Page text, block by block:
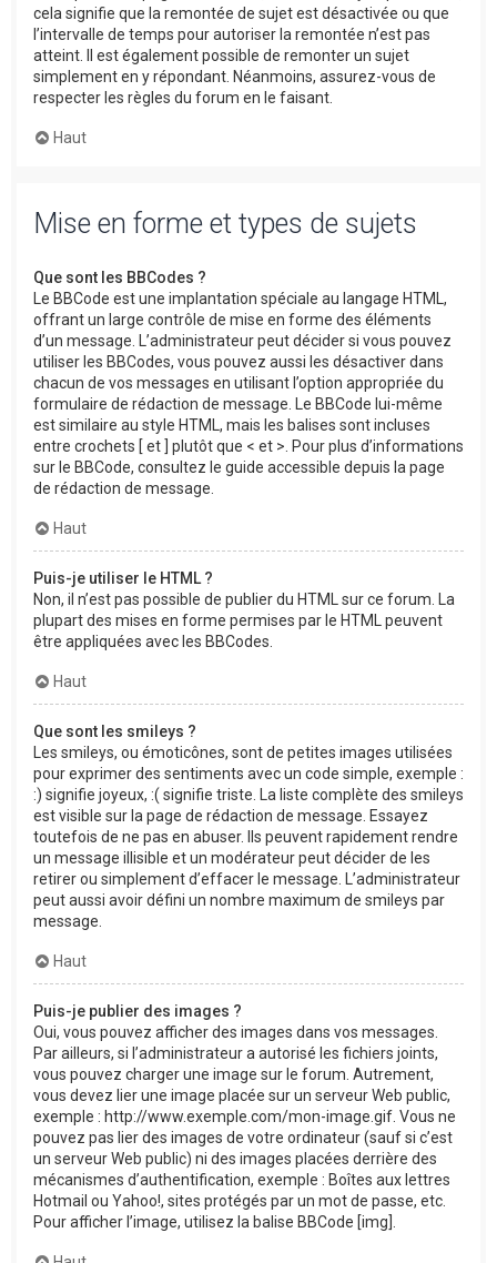
cela signifie que la remontée de sujet est désactivée ou que
l’intervalle de temps pour autoriser la remontée n’est pas
atteint. Il est également possible de remonter un sujet
simplement en y répondant. Néanmoins, assurez-vous de
respecter les règles du forum en le faisant.
Haut
Mise en forme et types de sujets
Que sont les BBCodes ?
Le BBCode est une implantation spéciale au langage HTML,
offrant un large contrôle de mise en forme des éléments
d’un message. L’administrateur peut décider si vous pouvez
utiliser les BBCodes, vous pouvez aussi les désactiver dans
chacun de vos messages en utilisant l’option appropriée du
formulaire de rédaction de message. Le BBCode lui-même
est similaire au style HTML, mais les balises sont incluses
entre crochets [ et ] plutôt que < et >. Pour plus d’informations
sur le BBCode, consultez le guide accessible depuis la page
de rédaction de message.
Haut
Puis-je utiliser le HTML ?
Non, il n’est pas possible de publier du HTML sur ce forum. La
plupart des mises en forme permises par le HTML peuvent
être appliquées avec les BBCodes.
Haut
Que sont les smileys ?
Les smileys, ou émoticônes, sont de petites images utilisées
pour exprimer des sentiments avec un code simple, exemple :
:) signifie joyeux, :( signifie triste. La liste complète des smileys
est visible sur la page de rédaction de message. Essayez
toutefois de ne pas en abuser. Ils peuvent rapidement rendre
un message illisible et un modérateur peut décider de les
retirer ou simplement d’effacer le message. L’administrateur
peut aussi avoir défini un nombre maximum de smileys par
message.
Haut
Puis-je publier des images ?
Oui, vous pouvez afficher des images dans vos messages.
Par ailleurs, si l’administrateur a autorisé les fichiers joints,
vous pouvez charger une image sur le forum. Autrement,
vous devez lier une image placée sur un serveur Web public,
exemple : http://www.exemple.com/mon-image.gif. Vous ne
pouvez pas lier des images de votre ordinateur (sauf si c’est
un serveur Web public) ni des images placées derrière des
mécanismes d’authentification, exemple : Boîtes aux lettres
Hotmail ou Yahoo!, sites protégés par un mot de passe, etc.
Pour afficher l’image, utilisez la balise BBCode [img].